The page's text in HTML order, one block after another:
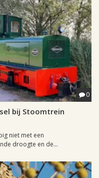
0
bij Stoomtrein
niet met een
droogte en de...